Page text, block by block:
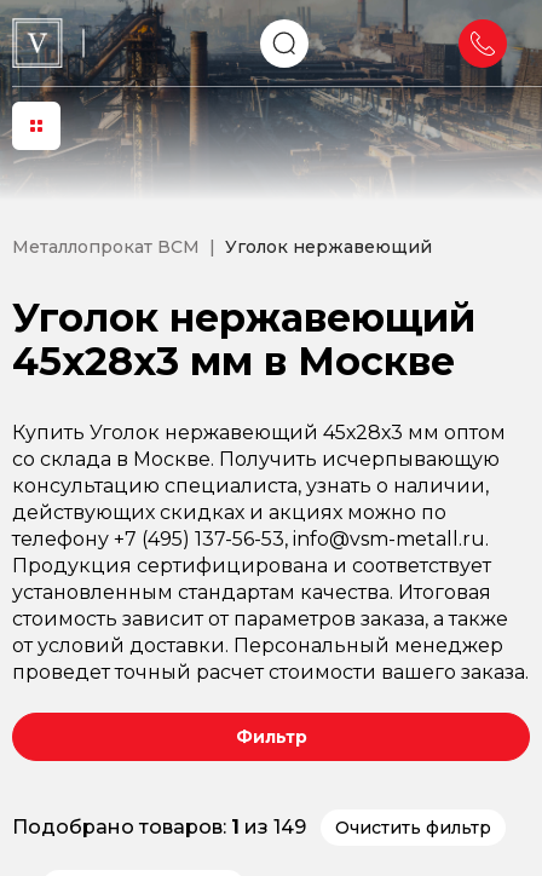
Металлопрокат ВСМ Уголок нержавеющий
Уголок нержавеющий
45х28х3 мм в Москве
Купить Уголок нержавеющий 45х28х3 мм оптом
со склада в Москве. Получить исчерпывающую
консультацию специалиста, узнать о наличии,
действующих скидках и акциях можно по
телефону +7 (495) 137-56-53, info@vsm-metall.ru.
Продукция сертифицирована и соответствует
установленным стандартам качества. Итоговая
стоимость зависит от параметров заказа, а также
от условий доставки. Персональный менеджер
проведет точный расчет стоимости вашего заказа.
Фильтр
Подобрано товаров: 1 из 149 Очистить фильтр